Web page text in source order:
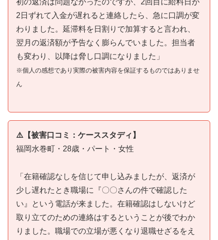
2日ずれて入金が遅れると連絡したら、急に口調が変
わりました。延滞料を日割りで加算すると言われ、
翌月の返済額が予告なく膨らんでいました。担当者
も変わり、以降は脅し口調になりました」
※個人の感想であり実際の被害内容を保証するものではありませ
ん
⚠️【被害口コミ：ケーススタディ】
福岡水巻町・28歳・パート・女性
「在籍確認なしを信じて申し込みましたが、返済が
少し遅れたとき職場に『〇〇さんの件で確認した
い』という電話が来ました。在籍確認はしないけど
取り立てのための連絡はするということが後でわか
りました。職場での立場が悪くなり退職せざるをえ